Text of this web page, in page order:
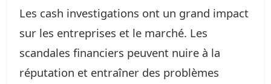
Les cash investigations ont un grand impact
sur les entreprises et le marché. Les
scandales financiers peuvent nuire à la
réputation et entraîner des problèmes